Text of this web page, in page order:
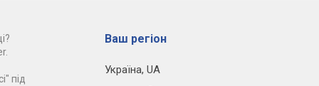
під
Ваш регіон
Україна, UA